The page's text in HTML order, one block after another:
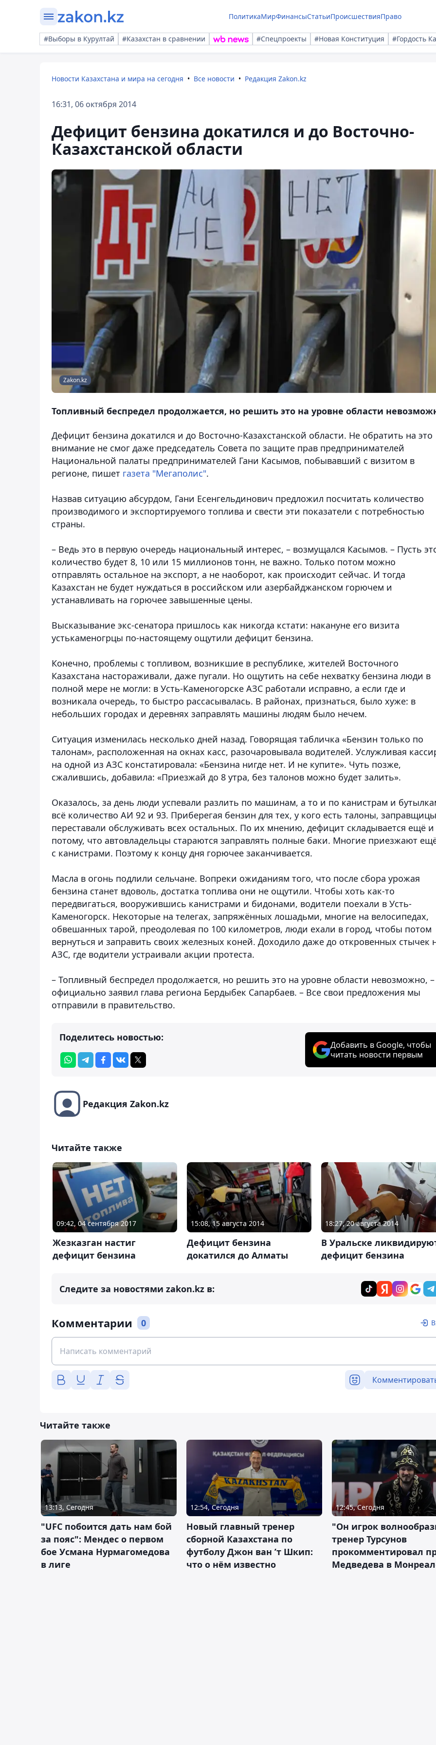
ПолитикаМирФинансыСтатьиПроисшествияПраво
#Выборы в Курултай #Казахстан в сравнении #Спецпроекты #Новая Конституция #Гордость
Новости Казахстана и мира на сегодня Все новости Редакция Zakon.kz
16:31, 06 октября 2014
Дефицит бензина докатился и до Восточно-
Казахстанской области
Zakon.kz
Топливный беспредел продолжается, но решить это на уровне области
Дефицит бензина докатился и до Восточно-Казахстанской области. Не обратить на это
внимание не смог даже председатель Совета по защите прав предпринимателей
Национальной палаты предпринимателей Гани Касымов, побывавший с визитом в
регионе, пишет газета "Мегаполис".
Назвав ситуацию абсурдом, Гани Есенгельдинович предложил посчитать количество
производимого и экспортируемого топлива и свести эти показатели с потребностью
страны.
– Ведь это в первую очередь национальный интерес, – возмущался Касымов. – Пусть
количество будет 8, 10 или 15 миллионов тонн, не важно. Только потом можно
отправлять остальное на экспорт, а не наоборот, как происходит сейчас. И тогда
Казахстан не будет нуждаться в российском или азербайджанском горючем и
устанавливать на горючее завышенные цены.
Высказывание экс-сенатора пришлось как никогда кстати: накануне его визита
устькаменогрцы по-настоящему ощутили дефицит бензина.
Конечно, проблемы с топливом, возникшие в республике, жителей Восточного
Казахстана настораживали, даже пугали. Но ощутить на себе нехватку бензина люди в
полной мере не могли: в Усть-Каменогорске АЗС работали исправно, а если где и
возникала очередь, то быстро рассасывалась. В районах, признаться, было хуже: в
небольших городах и деревнях заправлять машины людям было нечем.
Ситуация изменилась несколько дней назад. Говорящая табличка «Бензин только по
талонам», расположенная на окнах касс, разочаровывала водителей. Услужливая
на одной из АЗС констатировала: «Бензина нигде нет. И не купите». Чуть позже,
сжалившись, добавила: «Приезжай до 8 утра, без талонов можно будет залить».
Оказалось, за день люди успевали разлить по машинам, а то и по канистрам и
всё количество АИ 92 и 93. Приберегая бензин для тех, у кого есть талоны, заправщицы
переставали обслуживать всех остальных. По их мнению, дефицит складывается ещё и
потому, что автовладельцы стараются заправлять полные баки. Многие приезжают
с канистрами. Поэтому к концу дня горючее заканчивается.
Масла в огонь подлили сельчане. Вопреки ожиданиям того, что после сбора урожая
бензина станет вдоволь, достатка топлива они не ощутили. Чтобы хоть как-то
передвигаться, вооружившись канистрами и бидонами, водители поехали в Усть-
Каменогорск. Некоторые на телегах, запряжённых лошадьми, многие на велосипедах,
обвешанных тарой, преодолевая по 100 километров, люди ехали в город, чтобы потом
вернуться и заправить своих железных коней. Доходило даже до откровенных стычек
АЗС, где водители устраивали акции протеста.
– Топливный беспредел продолжается, но решить это на уровне области невозможно, –
официально заявил глава региона Бердыбек Сапарбаев. – Все свои предложения мы
отправили в правительство.
Поделитесь новостью:
Добавить в Google, чтобы
читать новости первым
Редакция Zakon.kz
Читайте также
09:42, 04 сентября 2017
Жезказган настиг
дефицит бензина
15:08, 15 августа 2014
Дефицит бензина
докатился до Алматы
18:27, 20 августа 2014
В Уральске
дефицит бензина
Следите за новостями zakon.kz в:
Комментарии 0
Читайте также
13:13, Сегодня
"UFC побоится дать нам бой
за пояс": Мендес о первом
бое Усмана Нурмагомедова
в лиге
12:54, Сегодня
Новый главный тренер
сборной Казахстана по
футболу Джон ван ’т Шкип:
что о нём известно
12:45, Сегодня
"Он игрок
тренер Турсунов
прокомментировал
Медведева в